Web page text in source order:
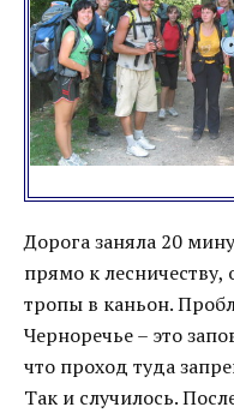
Дорога заняла 20
прямо к лесничеству,
тропы в каньон.
Черноречье – это
что проход туда
Так и случилось.